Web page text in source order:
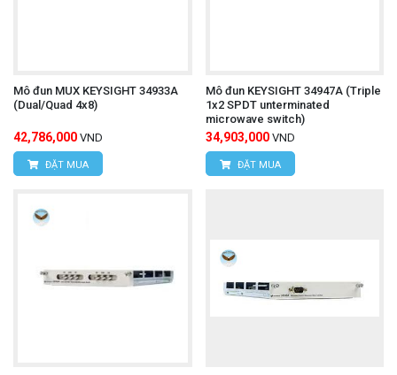
Mô đun MUX KEYSIGHT 34933A
(Dual/Quad 4x8)
42,786,000 VND
ĐẶT MUA
Mô đun KEYSIGHT 34947A (Triple
1x2 SPDT unterminated
microwave switch)
34,903,000 VND
ĐẶT MUA